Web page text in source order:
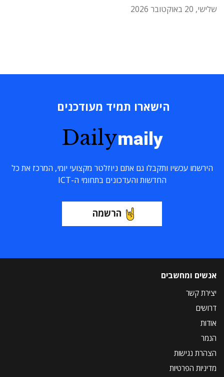
שלישי, 20 באוקטובר 2026
הישארו תמיד מעודכנים
Dailymaily
הירשמו עכשיו ותקבלו גם אתם ניוזלטר מקצועי יומי, המרכז את כל
החדשות והעדכונים בתחומי ה-ICT
הרשמה
אנשים ומחשבים
יצירת קשר
דרושים
אודות
הנמר
הצהרת נגישות
מדיניות הפרטיות